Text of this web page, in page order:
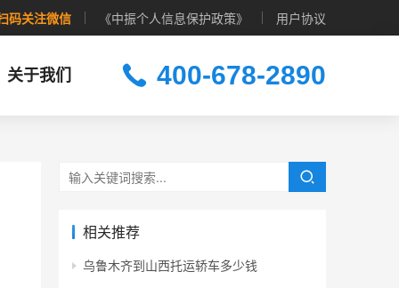
码关注微信 《中振个人信息保护政策》 用户协议
关于我们 400-678-2890
相关推荐
乌鲁木齐到山西托运轿车多少钱